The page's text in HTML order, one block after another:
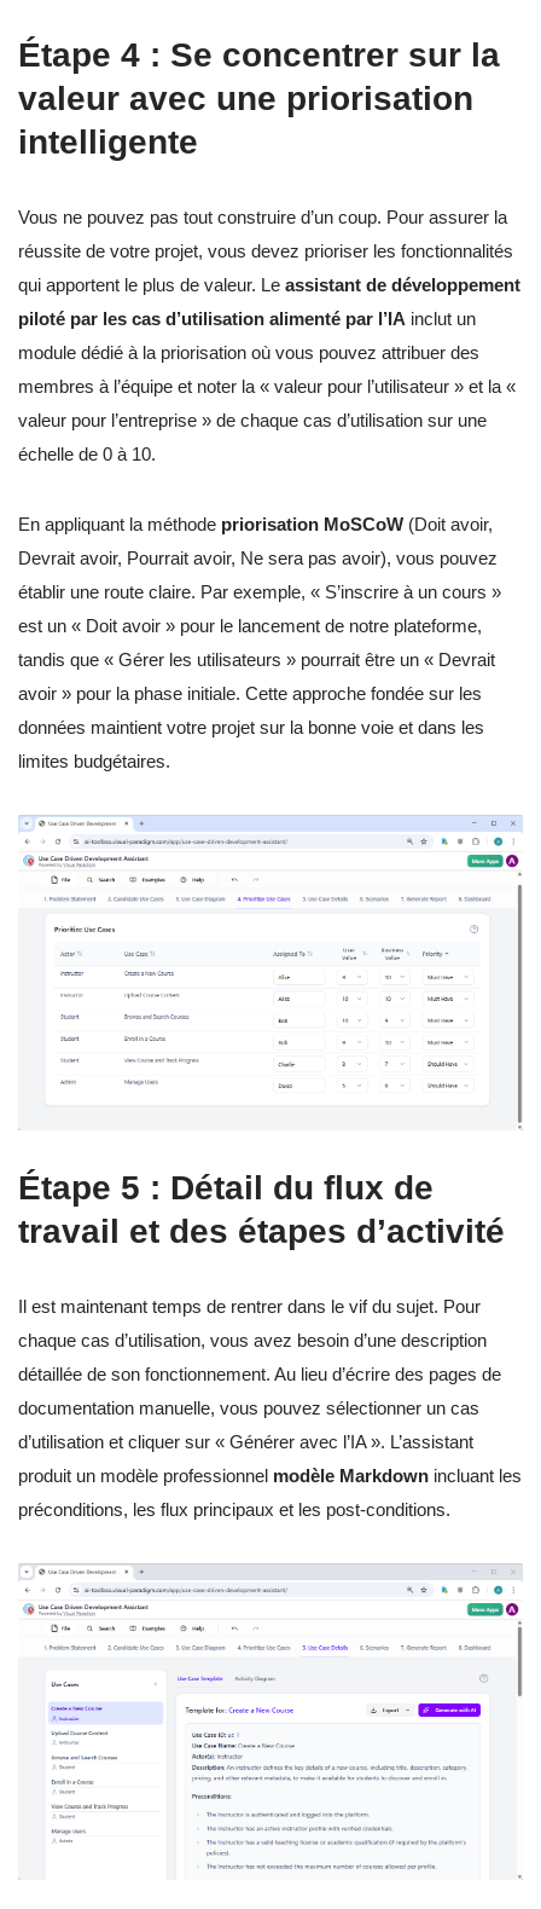
Étape 4 : Se concentrer sur la
valeur avec une priorisation
intelligente
Vous ne pouvez pas tout construire d’un coup. Pour assurer la
réussite de votre projet, vous devez prioriser les fonctionnalités
qui apportent le plus de valeur. Le assistant de développement
piloté par les cas d’utilisation alimenté par l’IA inclut un
module dédié à la priorisation où vous pouvez attribuer des
membres à l’équipe et noter la « valeur pour l’utilisateur » et la «
valeur pour l’entreprise » de chaque cas d’utilisation sur une
échelle de 0 à 10.
En appliquant la méthode priorisation MoSCoW (Doit avoir,
Devrait avoir, Pourrait avoir, Ne sera pas avoir), vous pouvez
établir une route claire. Par exemple, « S’inscrire à un cours »
est un « Doit avoir » pour le lancement de notre plateforme,
tandis que « Gérer les utilisateurs » pourrait être un « Devrait
avoir » pour la phase initiale. Cette approche fondée sur les
données maintient votre projet sur la bonne voie et dans les
limites budgétaires.
Étape 5 : Détail du flux de
travail et des étapes d’activité
Il est maintenant temps de rentrer dans le vif du sujet. Pour
chaque cas d’utilisation, vous avez besoin d’une description
détaillée de son fonctionnement. Au lieu d’écrire des pages de
documentation manuelle, vous pouvez sélectionner un cas
d’utilisation et cliquer sur « Générer avec l’IA ». L’assistant
produit un modèle professionnel modèle Markdown incluant les
préconditions, les flux principaux et les post-conditions.